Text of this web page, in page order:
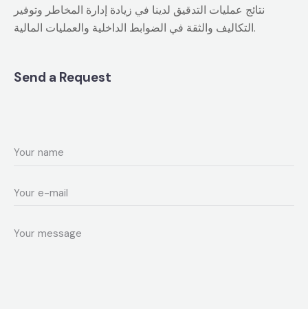
نتائج عمليات التدقيق لدينا في زيادة إدارة المخاطر وتوفير
التكاليف والثقة في الضوابط الداخلية والعمليات المالية.
Send a Request